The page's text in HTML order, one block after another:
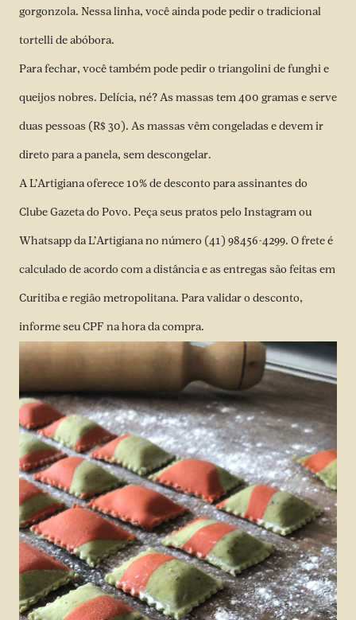
gorgonzola. Nessa linha, você ainda pode pedir o tradicional
tortelli de abóbora.
Para fechar, você também pode pedir o triangolini de funghi e
queijos nobres. Delícia, né? As massas tem 400 gramas e serve
duas pessoas (R$ 30). As massas vêm congeladas e devem ir
direto para a panela, sem descongelar.
A L’Artigiana oferece 10% de desconto para assinantes do
Clube Gazeta do Povo. Peça seus pratos pelo Instagram ou
Whatsapp da L’Artigiana no número (41) 98456-4299. O frete é
calculado de acordo com a distância e as entregas são feitas em
Curitiba e região metropolitana. Para validar o desconto,
informe seu CPF na hora da compra.